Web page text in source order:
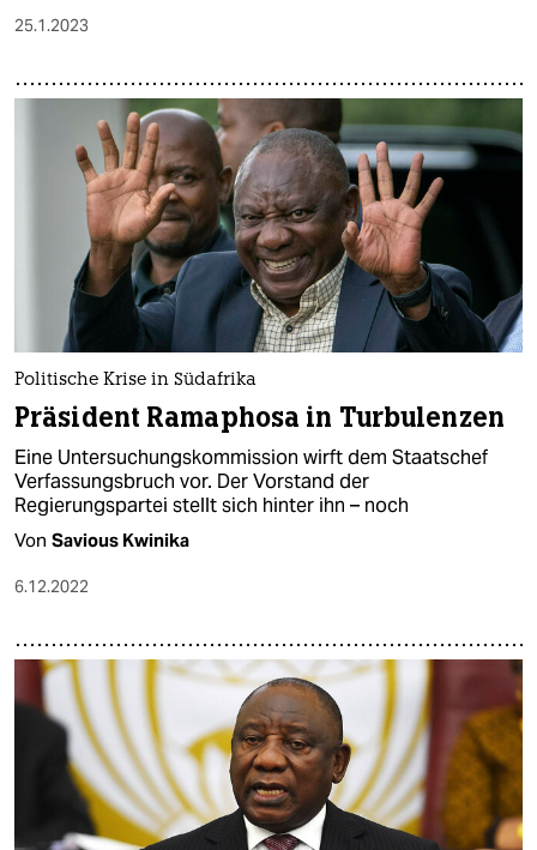
25.1.2023
Politische Krise in Südafrika
Präsident Ramaphosa in Turbulenzen
Eine Untersuchungskommission wirft dem Staatschef
Verfassungsbruch vor. Der Vorstand der
Regierungspartei stellt sich hinter ihn – noch
Von Savious Kwinika
6.12.2022